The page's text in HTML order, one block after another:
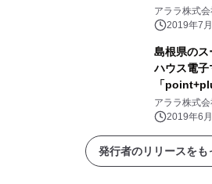
共同でアプ
アララ株式会
2019年7
島根県のス
ハウス電子
「
アララ株式会
2019年6
発行者のリリースをも